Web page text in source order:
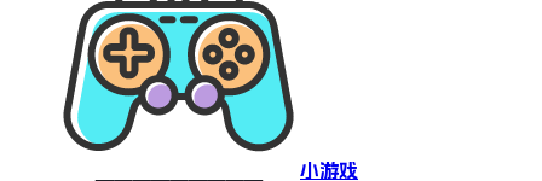
小游戏